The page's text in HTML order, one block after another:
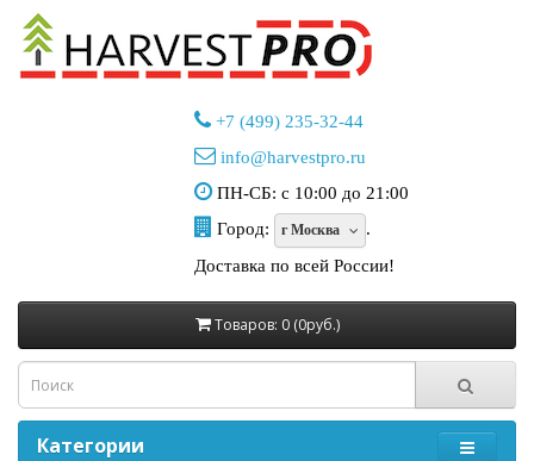
+7 (499) 235-32-44
info@harvestpro.ru
ПН-СБ: с 10:00 до 21:00
Город:
г Москва
.
Доставка по всей России!
Товаров: 0 (0руб.)
Категории